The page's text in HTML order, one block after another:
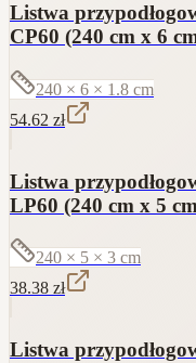
Listwa
CP60 (240 cm x 6
240 × 6 × 1.8 cm
54.62 zł
Listwa
LP60 (240 cm x 5
240 × 5 × 3 cm
38.38 zł
Listwa